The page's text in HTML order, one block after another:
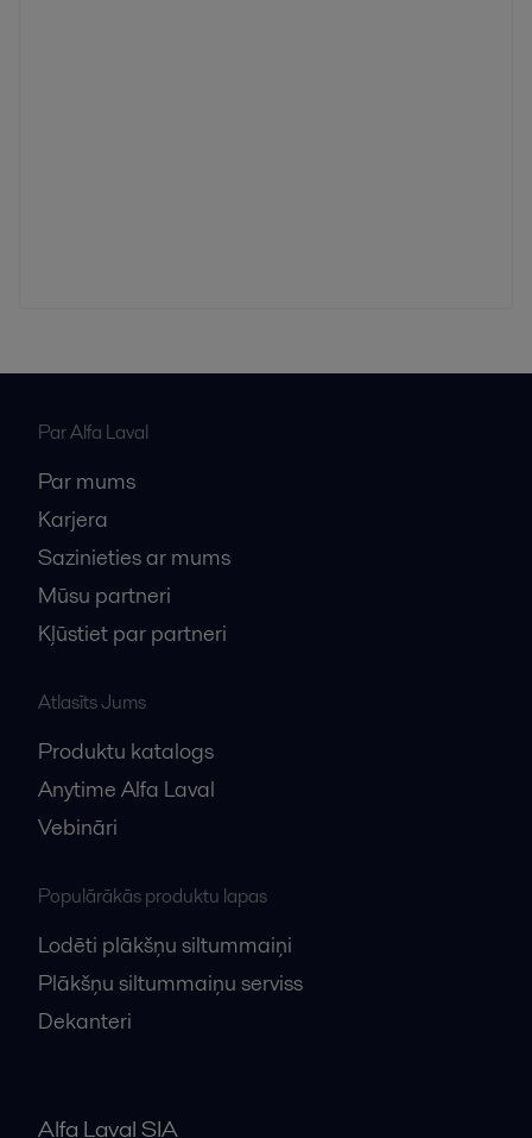
Par Alfa Laval
Par mums
Karjera
Sazinieties ar mums
Mūsu partneri
Kļūstiet par partneri
Atlasīts Jums
Produktu katalogs
Anytime Alfa Laval
Vebināri
Populārākās produktu lapas
Lodēti plākšņu siltummaiņi
Plākšņu siltummaiņu serviss
Dekanteri
Alfa Laval SIA